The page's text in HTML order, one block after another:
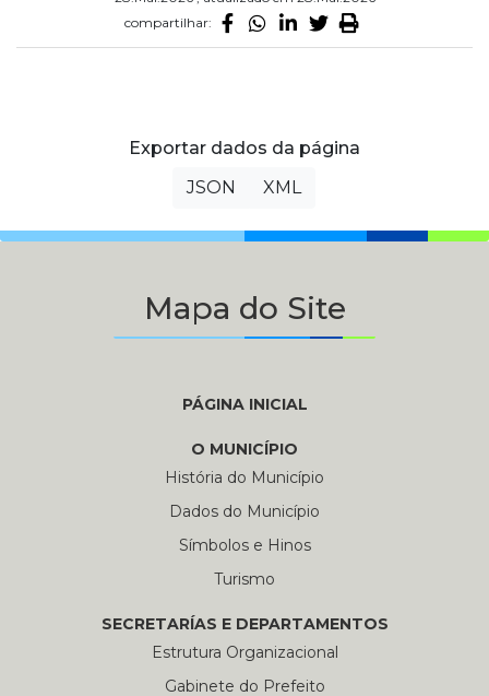
compartilhar:
Exportar dados da página
JSON
XML
Mapa do Site
PÁGINA INICIAL
O MUNICÍPIO
História do Município
Dados do Município
Símbolos e Hinos
Turismo
SECRETARÍAS E DEPARTAMENTOS
Estrutura Organizacional
Gabinete do Prefeito